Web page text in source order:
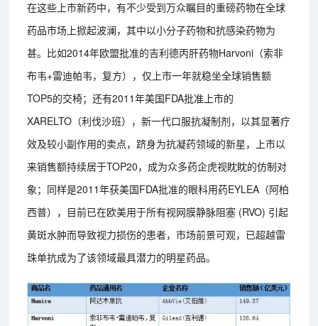
在这些上市新药中，有不少受到万众瞩目的重磅药物在全球
药品市场上掀起波澜，其中以小分子药物和抗感染药物为
甚。比如2014年欧盟批准的吉利德丙肝药物Harvoni（索非
布韦+雷迪帕韦，复方），仅上市一年就稳坐全球销售额
TOP5的交椅；还有2011年美国FDA批准上市的
XARELTO（利伐沙班），新一代口服抗凝制剂，以其显著疗
效及较小副作用的卖点，跻身为抗凝药领域的新星，上市以
来销售额持续居于TOP20，成为众多药企虎视眈眈的仿制对
象；同样是2011年获美国FDA批准的眼科用药EYLEA（阿柏
西普），目前已在欧美用于所有视网膜静脉阻塞 (RVO) 引起
黄斑水肿而导致视力损伤的患者，市场前景可观，已超越雷
珠单抗成为了该领域最具潜力的明星药品。